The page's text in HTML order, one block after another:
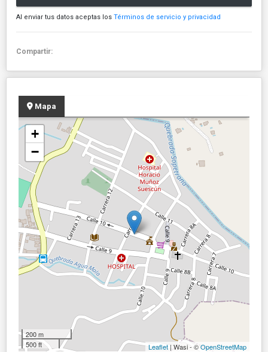
Al enviar tus datos aceptas los Términos de servicio y privacidad
Compartir:
Mapa
+
−
200 m
500 ft
Leaflet | Wasi - ©OpenStreetMap